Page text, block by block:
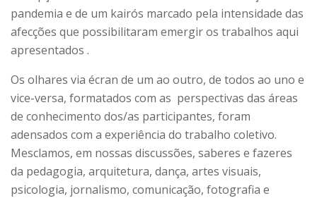
pandemia e de um kairós marcado pela intensidade das
afecções que possibilitaram emergir os trabalhos aqui
apresentados .
Os olhares via écran de um ao outro, de todos ao uno e
vice-versa, formatados com as perspectivas das áreas
de conhecimento dos/as participantes, foram
adensados com a experiência do trabalho coletivo.
Mesclamos, em nossas discussões, saberes e fazeres
da pedagogia, arquitetura, dança, artes visuais,
psicologia, jornalismo, comunicação, fotografia e